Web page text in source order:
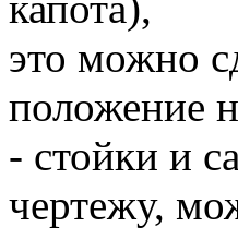
это можно
положение
- стойки и
чертежу,